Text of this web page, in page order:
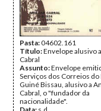
Pasta:04602.161
Título:Envelope alusivo
Cabral
Assunto:Envelope
Serviços dos Correios do
Guiné Bissau, alusivo a
Cabral, o "fundador da
nacionalidade".